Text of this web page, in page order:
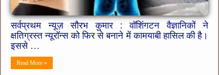
सर्वप्रथम न्यूज़ सौरभ कुमार : वॉशिंगटन वैज्ञानिकों ने
क्षतिग्रस्त न्यूरॉन्स को फिर से बनाने में कामयाबी हासिल की है।
इससे …
Read More »